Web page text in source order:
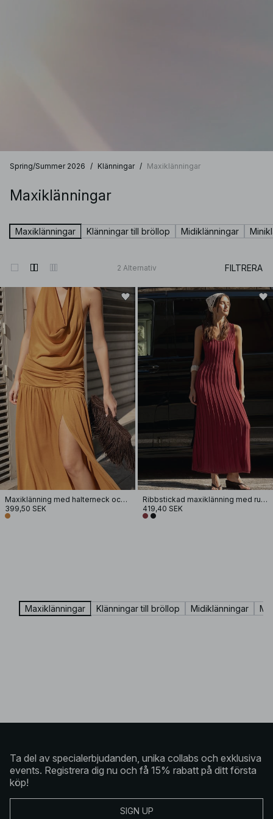
Spring/Summer 2026 / Klänningar / Maxiklänningar
Maxiklänningar
Maxiklänningar Klänningar till bröllop Midiklänningar
2 Alternativ FILTRERA
Maxiklänning med halterneck och slits
399,50 SEK
Ribbstickad maxiklänning med rund halsringning
419,40 SEK
Maxiklänningar Klänningar till bröllop Midiklänningar
Ta del av specialerbjudanden, unika collabs och exklusiva
events. Registrera dig nu och få 15% rabatt på ditt första
köp!
SIGN UP